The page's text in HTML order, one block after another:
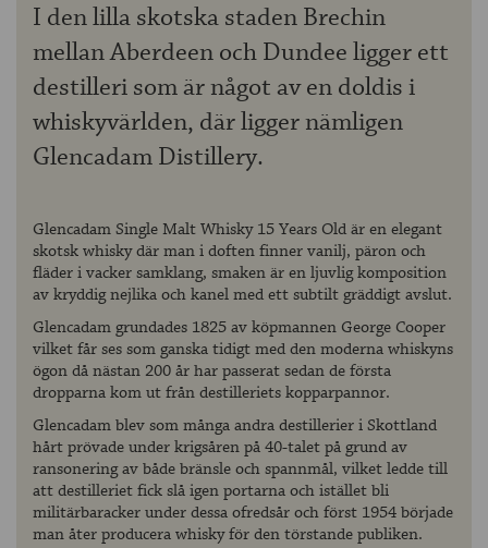
I den lilla skotska staden Brechin
mellan Aberdeen och Dundee ligger ett
destilleri som är något av en doldis i
whiskyvärlden, där ligger nämligen
Glencadam Distillery.
Glencadam Single Malt Whisky 15 Years Old är en elegant
skotsk whisky där man i doften finner vanilj, päron och
fläder i vacker samklang, smaken är en ljuvlig komposition
av kryddig nejlika och kanel med ett subtilt gräddigt avslut.
Glencadam grundades 1825 av köpmannen George Cooper
vilket får ses som ganska tidigt med den moderna whiskyns
ögon då nästan 200 år har passerat sedan de första
dropparna kom ut från destilleriets kopparpannor.
Glencadam blev som många andra destillerier i Skottland
hårt prövade under krigsåren på 40-talet på grund av
ransonering av både bränsle och spannmål, vilket ledde till
att destilleriet fick slå igen portarna och istället bli
militärbaracker under dessa ofredsår och först 1954 började
man åter producera whisky för den törstande publiken.